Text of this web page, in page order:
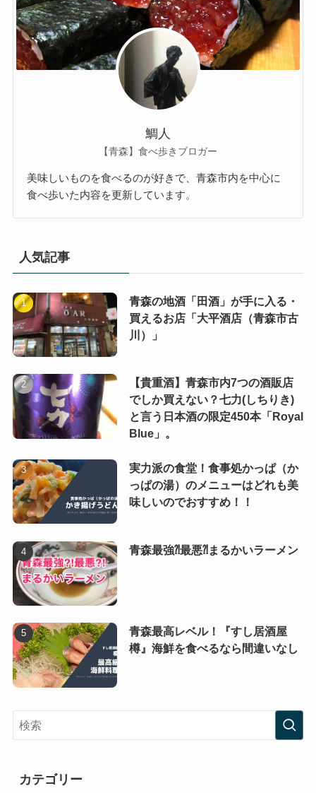
鯛人
【青森】食べ歩きブロガー
美味しいものを食べるのが好きで、青森市内を中心に
食べ歩いた内容を更新しています。
人気記事
青森の地酒「田酒」が手に入る・
買えるお店「大平酒店（青森市古
川）」
【貴重酒】青森市内7つの酒販店
でしか買えない？七力(しちりき)
と言う日本酒の限定450本「Royal
Blue」。
実力派の食堂！食事処かっぱ（か
っぱの湯）のメニューはどれも美
味しいのでおすすめ！！
青森最強⁈最悪⁈まるかいラーメン
青森最高レベル！『すし居酒屋
樽』海鮮を食べるなら間違いなし
カテゴリー